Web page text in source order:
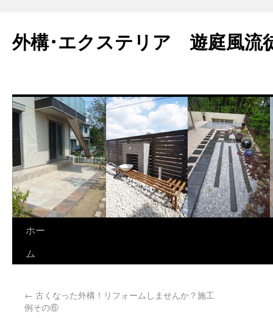
外構･エクステリア 遊庭風流
ホー
ム
← 古くなった外構！リフォームしませんか？施工
例その⑥